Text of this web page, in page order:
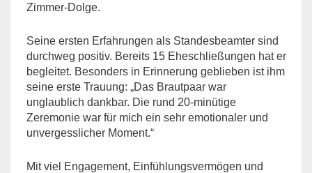
Zimmer-Dolge.
Seine ersten Erfahrungen als Standesbeamter sind
durchweg positiv. Bereits 15 Eheschließungen hat er
begleitet. Besonders in Erinnerung geblieben ist ihm
seine erste Trauung: „Das Brautpaar war
unglaublich dankbar. Die rund 20-minütige
Zeremonie war für mich ein sehr emotionaler und
unvergesslicher Moment.“
Mit viel Engagement, Einfühlungsvermögen und